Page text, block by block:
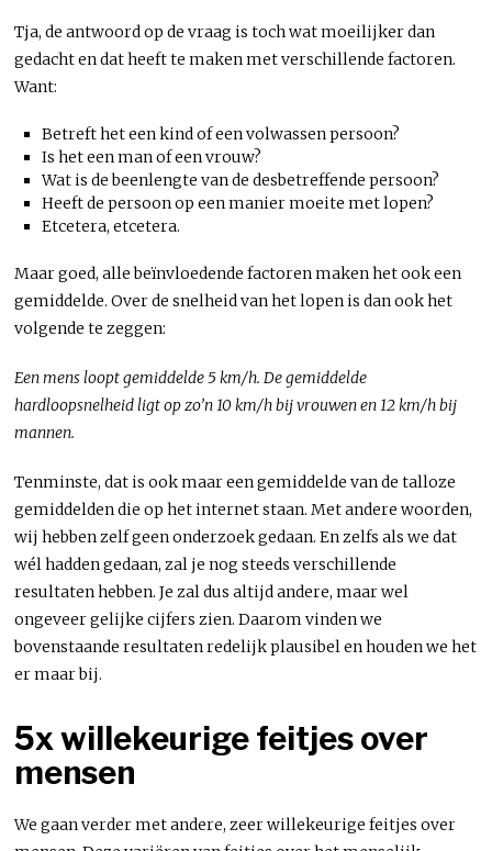
Tja, de antwoord op de vraag is toch wat moeilijker dan
gedacht en dat heeft te maken met verschillende factoren.
Want:
Betreft het een kind of een volwassen persoon?
Is het een man of een vrouw?
Wat is de beenlengte van de desbetreffende persoon?
Heeft de persoon op een manier moeite met lopen?
Etcetera, etcetera.
Maar goed, alle beïnvloedende factoren maken het ook een
gemiddelde. Over de snelheid van het lopen is dan ook het
volgende te zeggen:
Een mens loopt gemiddelde 5 km/h. De gemiddelde
hardloopsnelheid ligt op zo’n 10 km/h bij vrouwen en 12 km/h bij
mannen.
Tenminste, dat is ook maar een gemiddelde van de talloze
gemiddelden die op het internet staan. Met andere woorden,
wij hebben zelf geen onderzoek gedaan. En zelfs als we dat
wél hadden gedaan, zal je nog steeds verschillende
resultaten hebben. Je zal dus altijd andere, maar wel
ongeveer gelijke cijfers zien. Daarom vinden we
bovenstaande resultaten redelijk plausibel en houden we het
er maar bij.
5x willekeurige feitjes over
mensen
We gaan verder met andere, zeer willekeurige feitjes over